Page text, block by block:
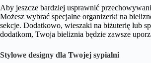
Aby jeszcze bardziej usprawnić
Możesz wybrać specjalne organizerki na
sekcje. Dodatkowo, wieszaki na biżuterię lub
dodatkom, Twoja bieliznia będzie zawsze
Stylowe designy dla Twojej sypialni